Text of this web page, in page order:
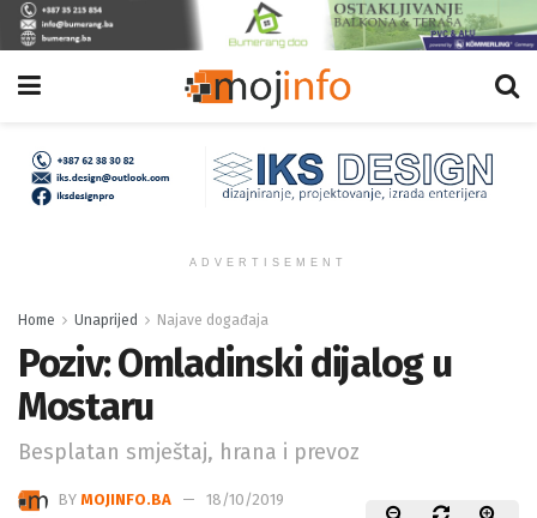
ADVERTISEMENT
Home Unaprijed Najave događaja
Poziv: Omladinski dijalog u
Mostaru
Besplatan smještaj, hrana i prevoz
BY MOJINFO.BA
18/10/2019